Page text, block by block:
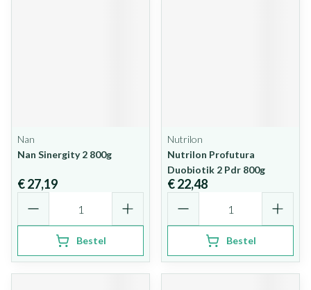
Nan
Nan Sinergity 2 800g
€ 27,19
Bestel
Nutrilon
Nutrilon Profutura
Duobiotik 2 Pdr 800g
€ 22,48
Bestel